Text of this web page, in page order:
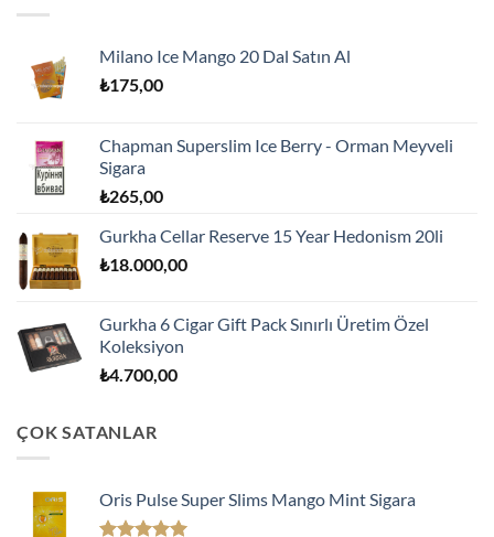
Milano Ice Mango 20 Dal Satın Al
₺175,00
Chapman Superslim Ice Berry - Orman Meyveli
Sigara
₺265,00
Gurkha Cellar Reserve 15 Year Hedonism 20li
₺18.000,00
Gurkha 6 Cigar Gift Pack Sınırlı Üretim Özel
Koleksiyon
₺4.700,00
ÇOK SATANLAR
Oris Pulse Super Slims Mango Mint Sigara